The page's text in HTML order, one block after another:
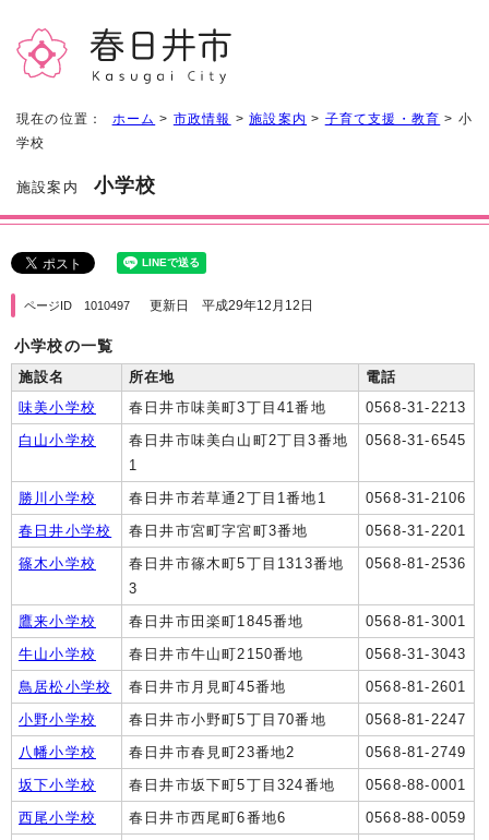
現在の位置： ホーム > 市政情報 >施設案内 > 子育て支援・教育 > 小
学校
施設案内 小学校
ページID 1010497 更新日 平成29年12月12日
小学校の一覧
施設名
所在地
電話
味美小学校
春日井市味美町3丁目41番地
0568-31-2213
白山小学校
春日井市味美白山町2丁目3番地
1
0568-31-6545
勝川小学校 春日井市若草通2丁目1番地1
0568-31-2106
春日井小学校
春日井市宮町字宮町3番地
0568-31-2201
篠木小学校
春日井市篠木町5丁目1313番地
3
0568-81-2536
鷹来小学校 春日井市田楽町1845番地
0568-81-3001
牛山小学校
春日井市牛山町2150番地
0568-31-3043
鳥居松小学校
春日井市月見町45番地
0568-81-2601
小野小学校
春日井市小野町5丁目70番地
0568-81-2247
八幡小学校
春日井市春見町23番地2
0568-81-2749
坂下小学校
春日井市坂下町5丁目324番地
0568-88-0001
西尾小学校
春日井市西尾町6番地6
0568-88-0059